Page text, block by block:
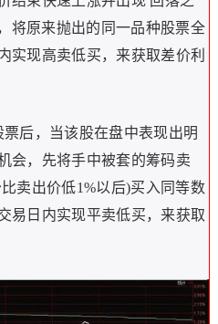
将原来抛出的同一品种股票全
实现高卖低买，来获取差价利
后，当该股在盘中表现出明
会，先将手中被套的筹码卖
卖出价低1%以后)买入同等数
易日内实现平卖低买，来获取